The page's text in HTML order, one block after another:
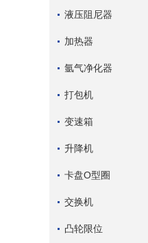
液压阻尼器
加热器
氩气净化器
打包机
变速箱
升降机
卡盘O型圈
交换机
凸轮限位